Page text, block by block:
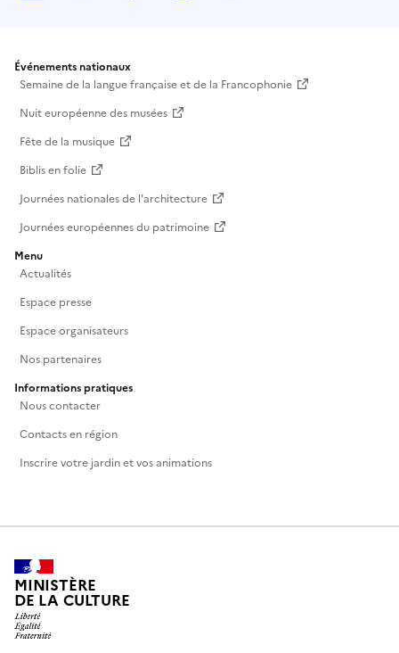
Événements nationaux
Semaine de la langue française et de la Francophonie
Nuit européenne des musées
Fête de la musique
Biblis en folie
Journées nationales de l'architecture
Journées européennes du patrimoine
Menu
Actualités
Espace presse
Espace organisateurs
Nos partenaires
Informations pratiques
Nous contacter
Contacts en région
Inscrire votre jardin et vos animations
MINISTÈRE
DE LA CULTURE